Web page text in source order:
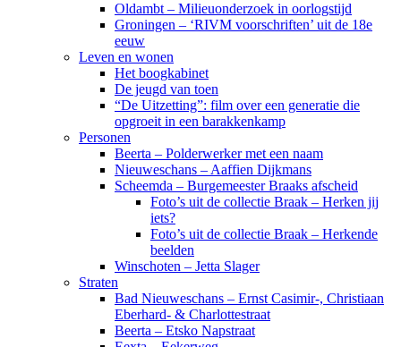
Oldambt – Milieuonderzoek in oorlogstijd
Groningen – ‘RIVM voorschriften’ uit de 18e
eeuw
Leven en wonen
Het boogkabinet
De jeugd van toen
“De Uitzetting”: film over een generatie die
opgroeit in een barakkenkamp
Personen
Beerta – Polderwerker met een naam
Nieuweschans – Aaffien Dijkmans
Scheemda – Burgemeester Braaks afscheid
Foto’s uit de collectie Braak – Herken jij
iets?
Foto’s uit de collectie Braak – Herkende
beelden
Winschoten – Jetta Slager
Straten
Bad Nieuweschans – Ernst Casimir-, Christiaan
Eberhard- & Charlottestraat
Beerta – Etsko Napstraat